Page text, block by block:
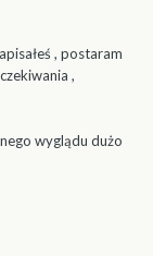
, postaram
,
wyglądu dużo